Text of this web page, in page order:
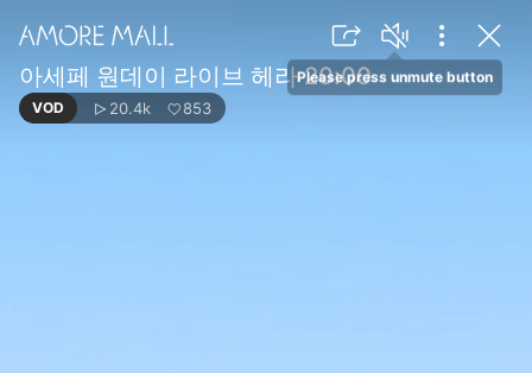
아세페 원데이 라이브 헤라 20:00
VOD 20.4k 853
Please press unmute button